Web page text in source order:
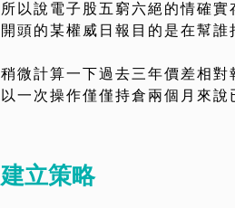
所以說電子股五窮六絕的情確實
開頭的某權威日報目的是在幫誰
稍微計算一下過去三年價差相
以一次操作僅僅持倉兩個月來
建立策略